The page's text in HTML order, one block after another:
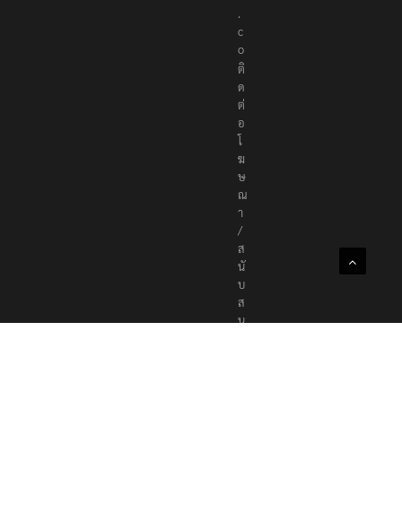
.
c
o
ติ
ด
ต่
อ
โ
ฆ
ษ
ณ
า
/
ส
นั
บ
ส
นุ